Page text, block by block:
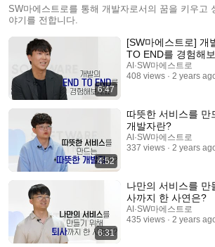
SW마에스트로를 통해 개발자로서의 꿈을 키우고
야기를 전합니다.
6:47
[SW마에스트로] 개
TO END를 경험해
AI·SW마에스트로
408 views
2 years
4:52
따뜻한 서비스를 만
개발자란?
AI·SW마에스트로
337 views
2 years
6:31
나만의 서비스를 만
사까지 한 사연은?
AI·SW마에스트로
435 views
2 years